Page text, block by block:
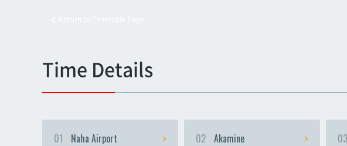
Time Details
01 Naha Airport 02 Akamine 03